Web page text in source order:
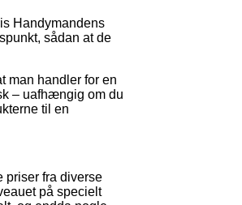
Handymandens
sådan at de
man handler for en
– uafhængig om du
til en
priser fra diverse
på specielt